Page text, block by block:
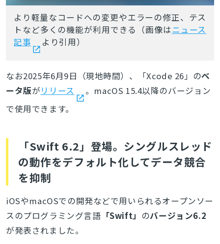
より軽量なコードへの変更やエラーの修正、テス
トなど多くの機能が利用できる（画像はニュース
記事
より引用）
なお2025年6月9日（現地時間）、「Xcode 26」のベ
ータ版がリリース
。macOS 15.4以降のバージョン
で使用できます。
「Swift 6.2」登場。シングルスレッド
の動作をデフォルト化してデータ競合
を抑制
iOSやmacOSでの開発などで用いられるオープンソー
スのプログラミング言語 「Swift」 のバージョン6.2
が発表されました。